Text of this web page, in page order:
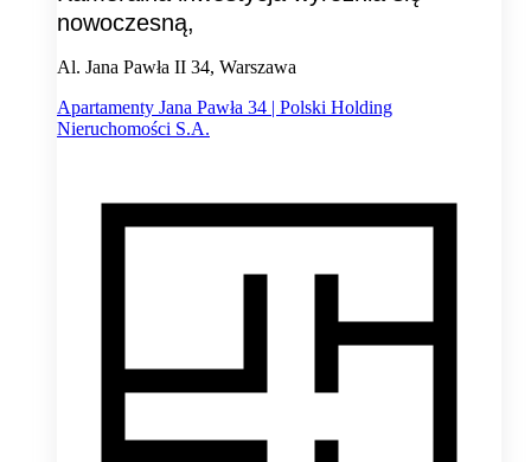
nowoczesną,
Al. Jana Pawła II 34, Warszawa
Apartamenty Jana Pawła 34 | Polski Holding
Nieruchomości S.A.